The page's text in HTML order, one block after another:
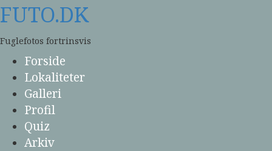
Skip
to
content
FUTO.DK
Fuglefotos fortrinsvis
Forside
Lokaliteter
Galleri
Profil
Quiz
Arkiv